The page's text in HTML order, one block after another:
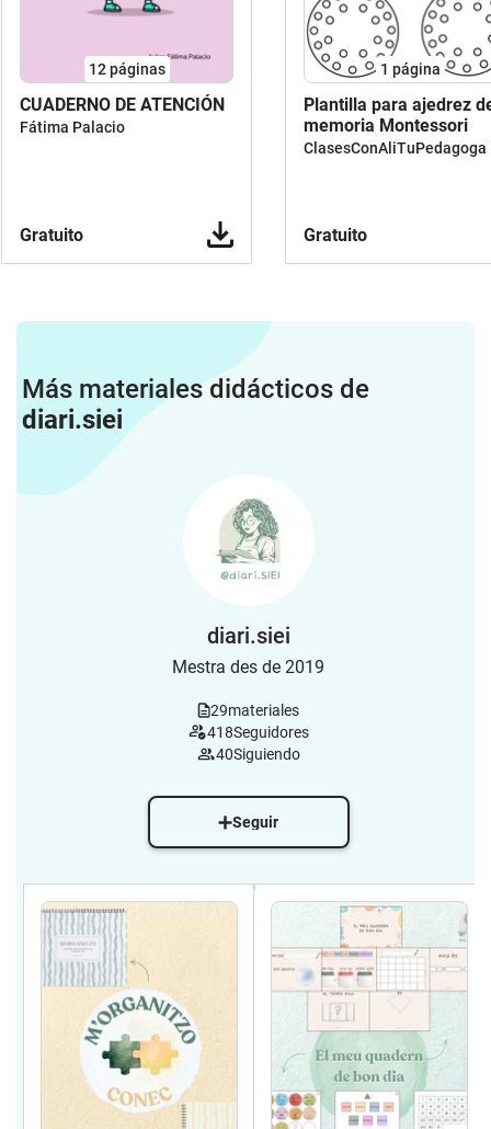
12páginas
CUADERNO DE ATENCIÓN
Fátima Palacio
Gratuito
1 página
Plantilla para ajedrez
memoria Montessori
ClasesConAliTuPedagoga
Gratuito
Más materiales didácticos de
diari.siei
diari.siei
Mestra des de 2019
29materiales
418Seguidores
40Siguiendo
Seguir